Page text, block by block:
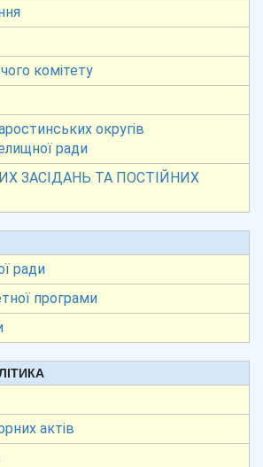
комітету
округів
ради
ЗАСІДАНЬ ТА ПОСТІЙНИХ
ради
програми
актів